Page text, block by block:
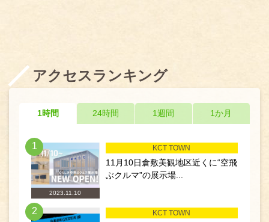
アクセスランキング
1時間 24時間 1週間 1か月
1
2023.11.10
KCT TOWN
11月10日倉敷美観地区近くに“空飛
ぶクルマ”の展示場...
2 KCT TOWN